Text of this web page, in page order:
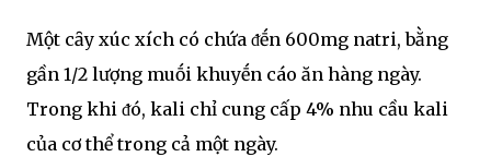
Một cȃy xúc xích có chứa ᵭḗn 600mg natri, bằng
gần 1/2 lượng muṓi khuyḗn cáo ăn hàng ngày.
Trong khi ᵭó, kali chỉ cung cấp 4% nhu cầu kali
của cơ thể trong cả một ngày.